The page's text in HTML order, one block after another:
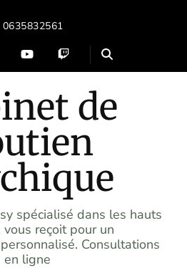
0635832561
de
spécialisé dans les hauts
reçoit pour un
Consultations
en ligne